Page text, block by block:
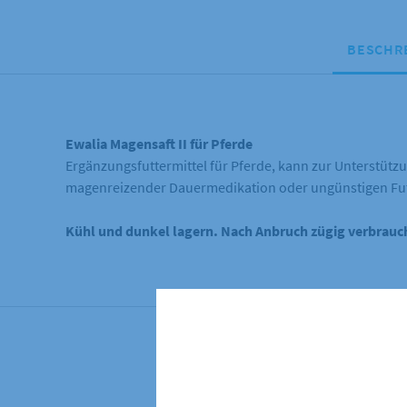
Ewalia Magensaft II für Pferde
Ergänzungsfuttermittel für Pferde, kann zur
magenreizender Dauermedikation oder ungünstigen
Kühl und dunkel lagern. Nach Anbruch zügig